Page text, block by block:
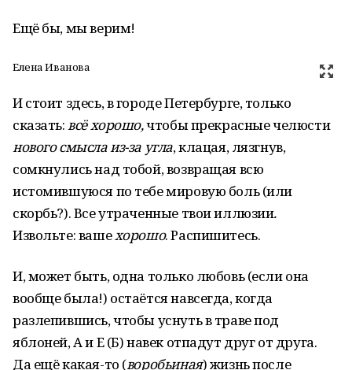
Ещё бы, мы верим!
Елена Иванова
И стоит здесь, в городе Петербурге, только
сказать:всё хорошо,чтобы прекрасные челюсти
нового смысла из-за угла, клацая, лязгнув,
сомкнулись над тобой, возвращая всю
истомившуюся по тебе мировую боль (или
скорбь?). Все утраченные твои иллюзии.
Извольте: вашехорошо. Распишитесь.
И, может быть, одна только любовь (если она
вообще была!) остаётся навсегда, когда
разлепившись, чтобы уснуть в траве под
яблоней, А и Е (Б) навек отпадут друг от друга.
Да ещё какая-то (воробьиная) жизнь после